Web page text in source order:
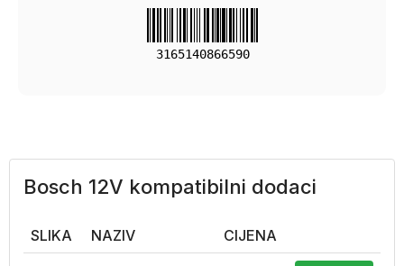
3165140866590
Bosch 12V kompatibilni dodaci
SLIKA NAZIV CIJENA